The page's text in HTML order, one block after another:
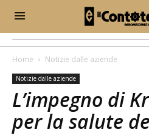
Home Notizie dalle aziende
Notizie dalle aziende
L’impegno di
per la salute